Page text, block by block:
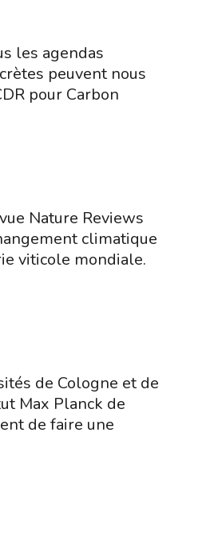
les agendas
peuvent nous
pour Carbon
Nature Reviews
climatique
viticole mondiale.
de Cologne et de
Max Planck de
de faire une